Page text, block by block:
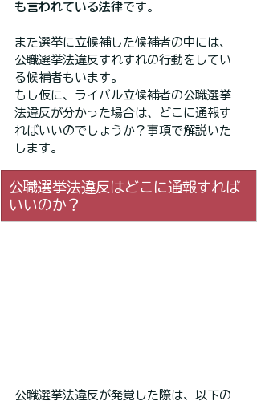
も言われている法律です。
また選挙に立候補した候補者の中には、
公職選挙法違反すれすれの行動をしてい
る候補者もいます。
もし仮に、ライバル立候補者の公職選挙
法違反が分かった場合は、どこに通報す
ればいいのでしょうか？事項で解説いた
します。
公職選挙法違反はどこに通報すれば
いいのか？
公職選挙法違反が発覚した際は、以下の